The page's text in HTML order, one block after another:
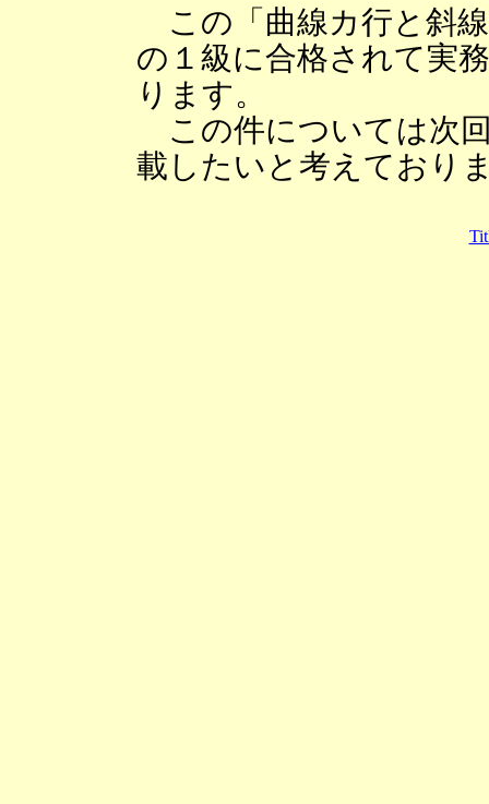
この「曲線カ行と斜
の１級に合格されて実
ります。
この件については次
載したいと考えており